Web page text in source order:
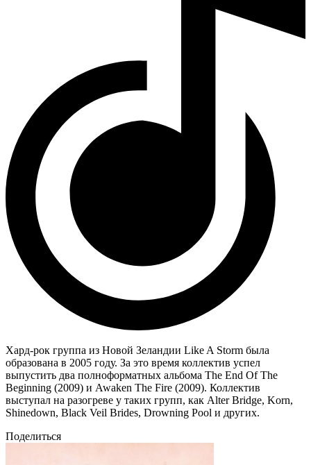
Хард-рок группа из Новой Зеландии Like A Storm была
образована в 2005 году. За это время коллектив успел
выпустить два полноформатных альбома The End Of The
Beginning (2009) и Awaken The Fire (2009). Коллектив
выступал на разогреве у таких групп, как Alter Bridge, Korn,
Shinedown, Black Veil Brides, Drowning Pool и других.
Поделиться